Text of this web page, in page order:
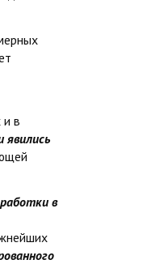
в
явились
в